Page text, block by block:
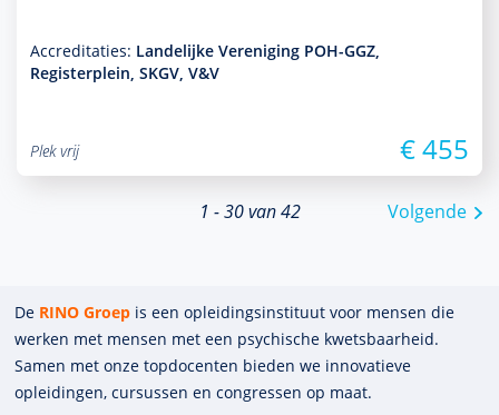
Accreditaties: Landelijke Vereniging POH-GGZ,
Registerplein, SKGV, V&V
Plek vrij € 455
1 - 30 van 42 Volgende
De RINO Groep is een opleidings­insti­tuut voor mensen die
werken met mensen met een psychische kwets­baar­heid.
Samen met onze top­docenten bieden we innova­tieve
opleidingen, cursussen en congres­sen op maat.